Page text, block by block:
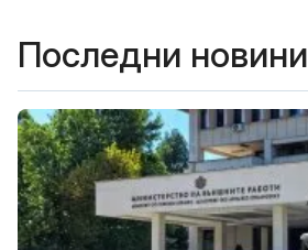
Последни новини